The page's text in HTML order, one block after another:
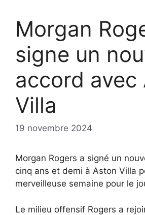
Morgan
signe un
accord avec
Villa
19 novembre 2024
Morgan Rogers a signé un
cinq ans et demi à Aston Villa
merveilleuse semaine pour le
Le milieu offensif Rogers a